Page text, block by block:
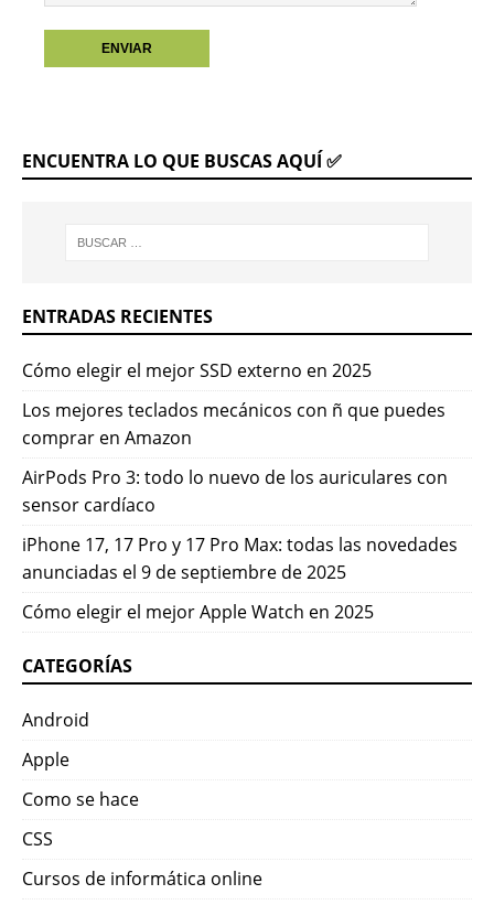
ENCUENTRA LO QUE BUSCAS AQUÍ ✅
ENTRADAS RECIENTES
Cómo elegir el mejor SSD externo en 2025
Los mejores teclados mecánicos con ñ que puedes
comprar en Amazon
AirPods Pro 3: todo lo nuevo de los auriculares con
sensor cardíaco
iPhone 17, 17 Pro y 17 Pro Max: todas las novedades
anunciadas el 9 de septiembre de 2025
Cómo elegir el mejor Apple Watch en 2025
CATEGORÍAS
Android
Apple
Como se hace
CSS
Cursos de informática online